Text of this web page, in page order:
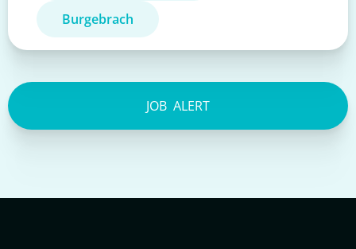
Burgebrach
JOB ALERT